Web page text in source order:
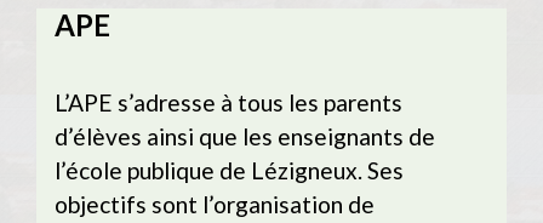
APE
L’APE s’adresse à tous les parents
d’élèves ainsi que les enseignants de
l’école publique de Lézigneux. Ses
objectifs sont l’organisation de